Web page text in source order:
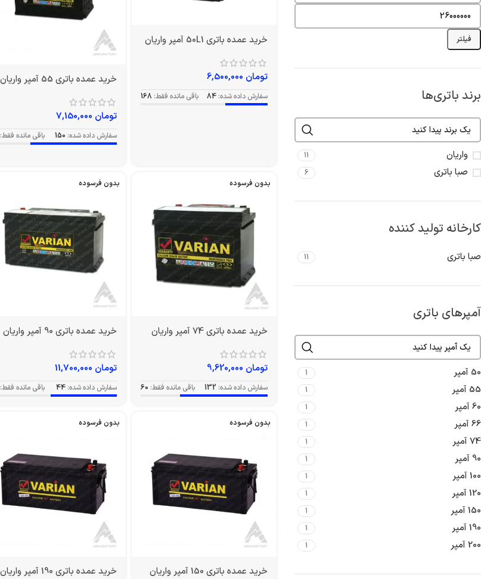
فیلتر
برند باتری‌ها
واریان 11
صبا باتری 6
کارخانه تولید کننده
صبا باتری 11
آمپرهای باتری
50 آمپر 1
55 آمپر 1
60 آمپر 1
66 آمپر 1
74 آمپر 1
90 آمپر 1
100 آمپر 1
120 آمپر 1
150 آمپر 1
190 آمپر 1
200 آمپر 1
خرید عمده باتری 50L1 آمپر واریان
تومان
سفارش داده شده: 84 باقی مانده فقط: 168
خرید عمده باتری 55 آمپر واریان
تومان
سفارش داده شده: 150 باقی مانده فقط:
بدون فرسوده
خرید عمده باتری 74 آمپر واریان
تومان
سفارش داده شده: 132 باقی مانده فقط: 60
بدون فرسوده
خرید عمده باتری 90 آمپر واریان
تومان
سفارش داده شده: 44 باقی مانده فقط:
بدون فرسوده
خرید عمده باتری 150 آمپر واریان
بدون فرسوده
خرید عمده باتری 190 آمپر واریان